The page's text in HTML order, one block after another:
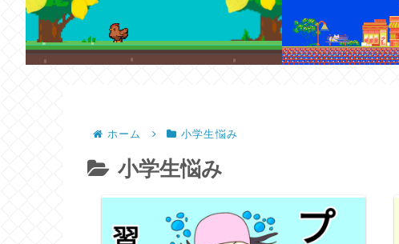
ホーム 小学生悩み
小学生悩み